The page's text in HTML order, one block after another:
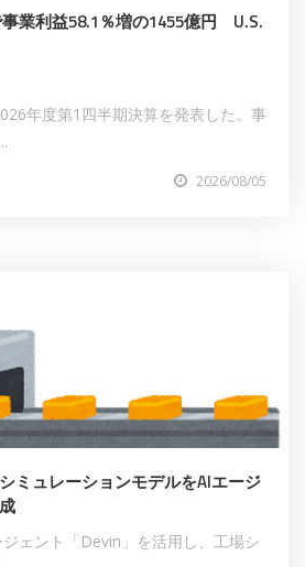
業利益58.1％増の1455億円 U.S.
年度第1四半期決算を発表した。事
2026/08/05
ミュレーションモデルをAIエージ
ェント「Devin」を活用し、工場シ